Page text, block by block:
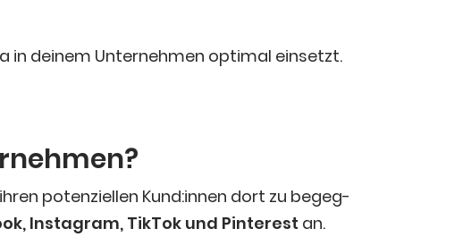
in dei­nem Unter­neh­men opti­mal ein­setzt.
poten­zi­el­len Kund:innen dort zu begeg­
Insta­gram, Tik­Tok und Pin­te­rest an.